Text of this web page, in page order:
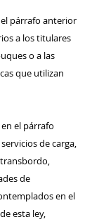
párrafo anterior
a los titulares
o a las
que utilizan
el párrafo
de carga,
de
en el
esta ley,